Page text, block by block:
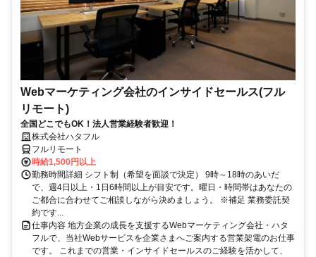
Webマーケティング会社のインサイドセールス(フル
リモート)
全国どこでもOK！法人営業経験者歓迎！
株式会社ハタフル
フルリモート
時給1,500円以上
勤務時間詳細 シフト制（希望を面談で決定） 9時～18時のあいだ
で、週4日以上・1日6時間以上が目安です。曜日・時間帯はあなたの
ご都合に合わせてご相談しながら決めましょう。 ※補足 業務委託契
約です...
仕事内容 地方企業の成長を支援するWebマーケティング会社・ハタ
フルで、当社Webサービスを企業さまへご案内する営業架電のお仕事
です。 これまでの営業・インサイドセールスのご経験を活かして、